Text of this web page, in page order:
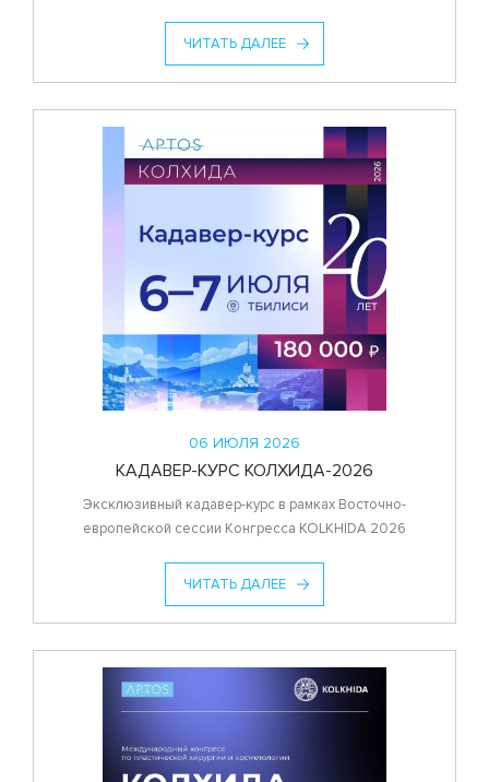
ЧИТАТЬ ДАЛЕЕ
06 ИЮЛЯ 2026
КАДАВЕР-КУРС КОЛХИДА-2026
Эксклюзивный кадавер-курс в рамках Восточно-
европейской сессии Конгресса KOLKHIDA 2026
ЧИТАТЬ ДАЛЕЕ